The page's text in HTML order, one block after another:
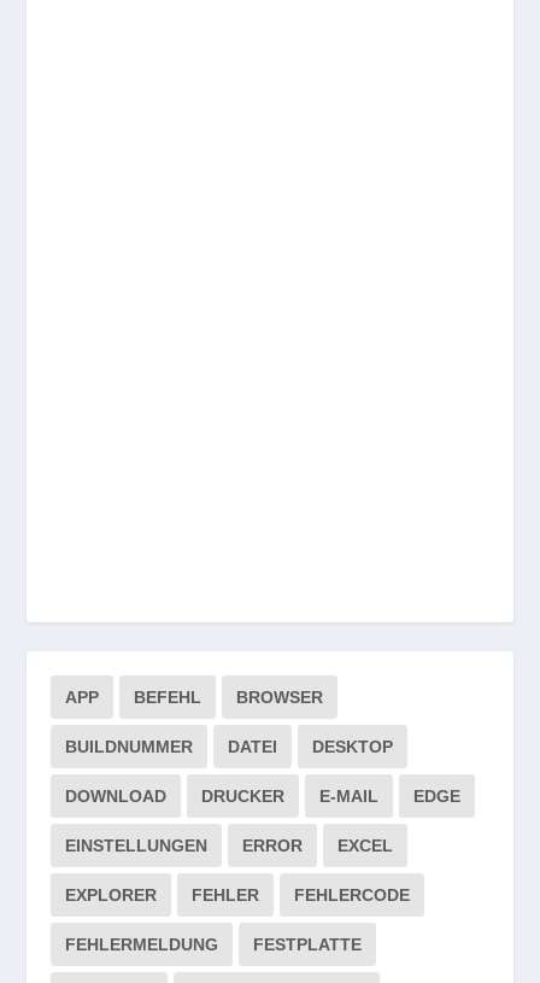
APP BEFEHL BROWSER
BUILDNUMMER DATEI DESKTOP
DOWNLOAD DRUCKER E-MAIL EDGE
EINSTELLUNGEN ERROR EXCEL
EXPLORER FEHLER FEHLERCODE
FEHLERMELDUNG FESTPLATTE